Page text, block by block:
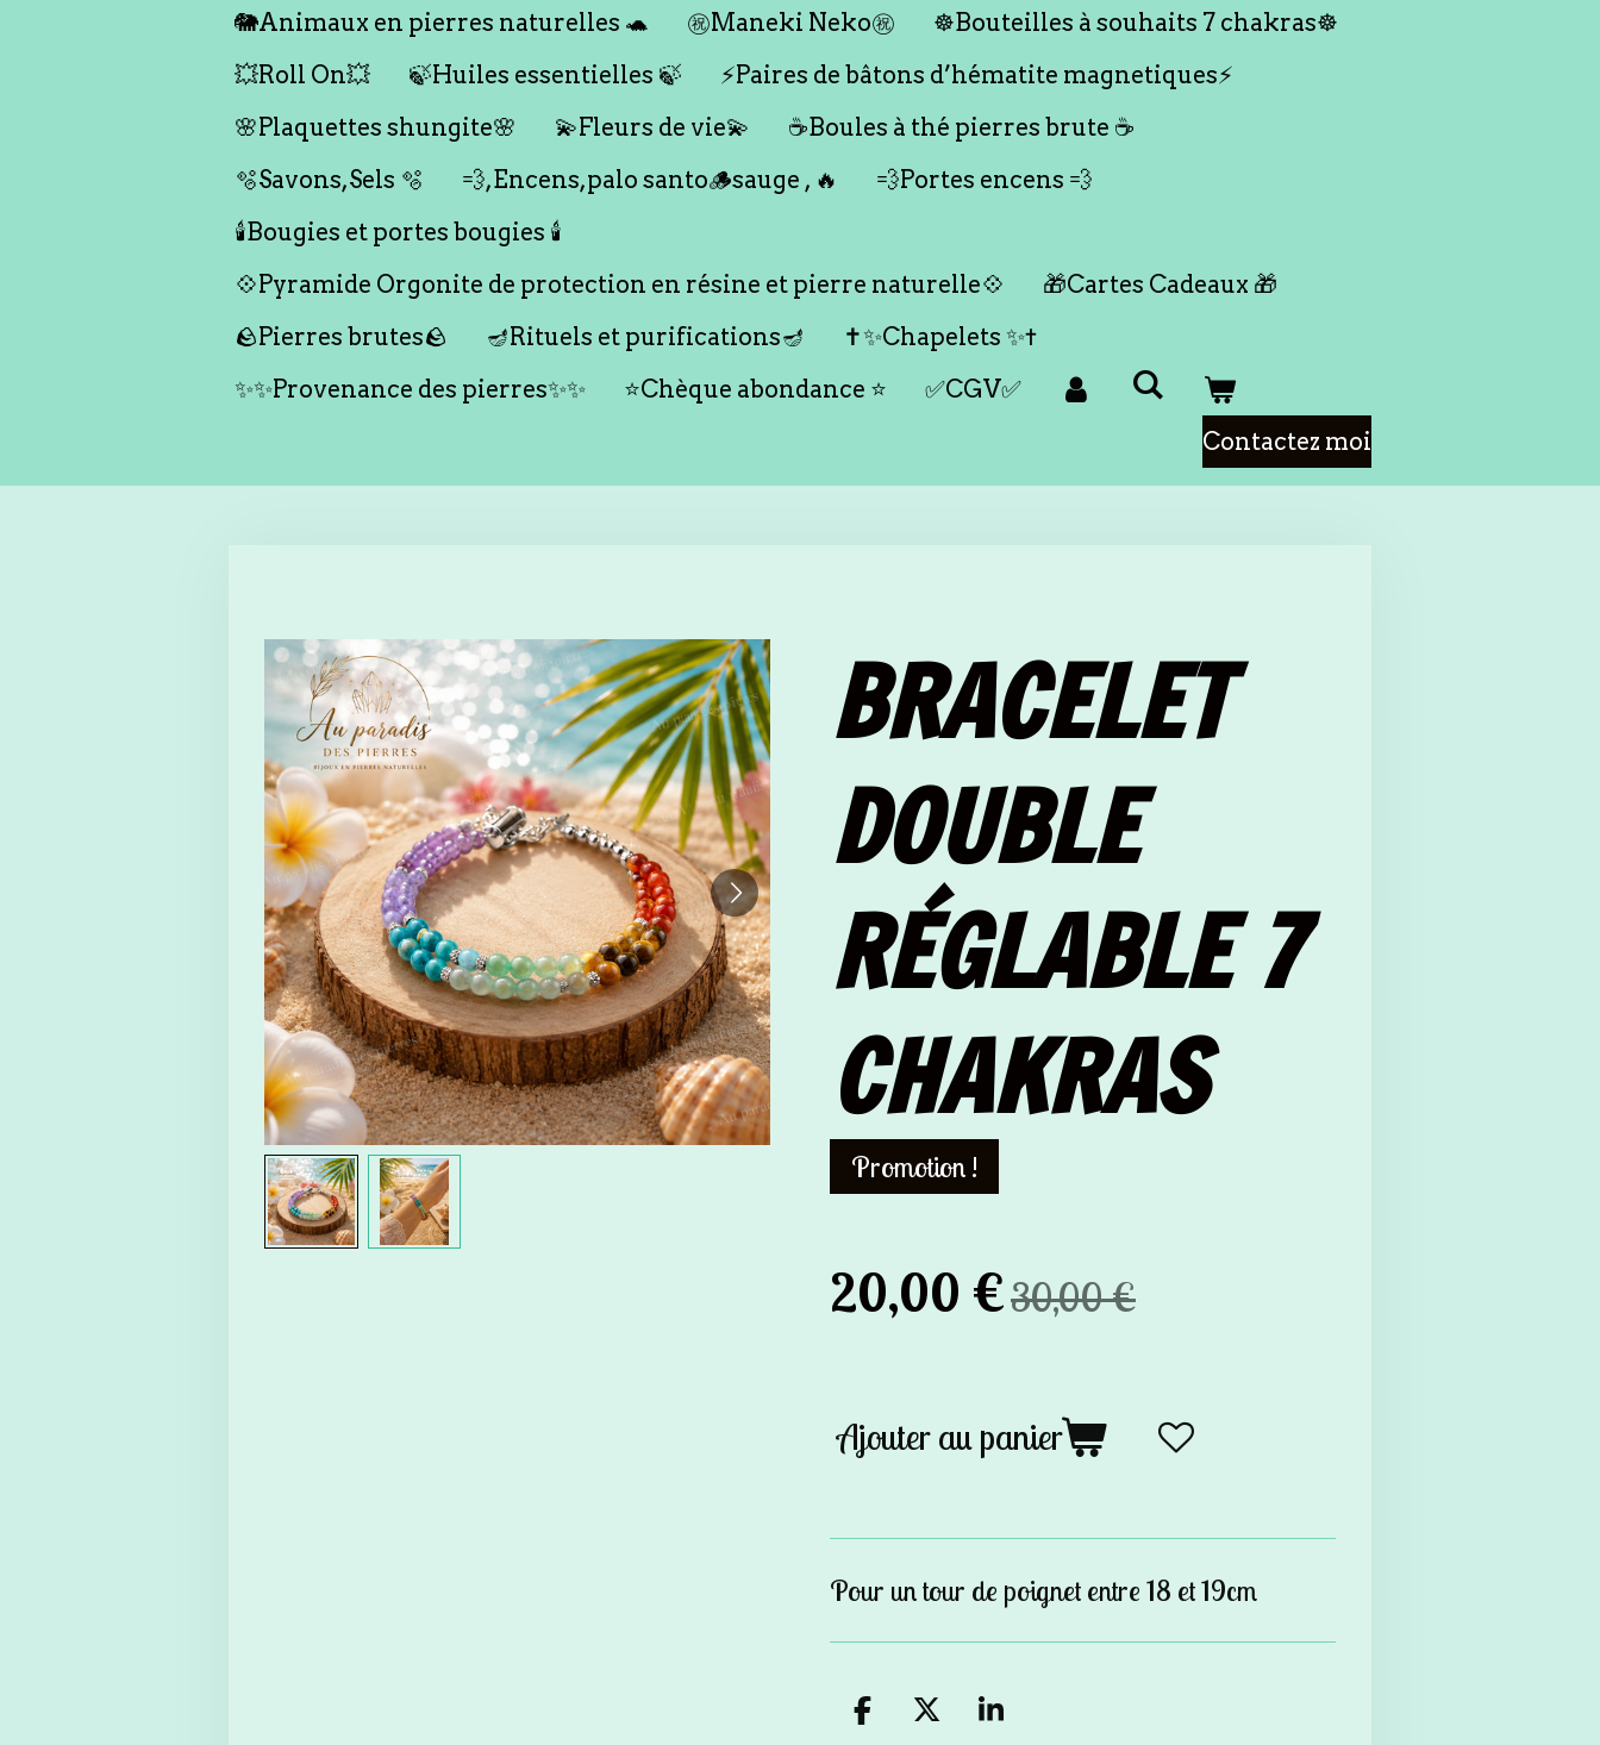
🐘Animaux en pierres naturelles 🐢
㊗️Maneki Neko㊗️
☸️Bouteilles à souhaits 7 chakras☸️
💥Roll On💥
🍃Huiles essentielles 🍃
⚡️Paires de bâtons d’hématite magnetiques⚡️
🌸Plaquettes shungite🌸
💫Fleurs de vie💫
☕️Boules à thé pierres brute ☕️
🫧Savons,Sels 🫧
💨,Encens,palo santo🪵sauge , 🔥
💨Portes encens 💨
🕯️Bougies et portes bougies 🕯️
💠Pyramide Orgonite de protection en résine et pierre naturelle💠
🎁Cartes Cadeaux 🎁
🪨Pierres brutes🪨
🪔Rituels et purifications🪔
✝️✨Chapelets ✨✝️
✨✨Provenance des pierres✨✨
⭐️Chèque abondance ⭐️
✅CGV✅
Contactez moi
BRACELET
DOUBLE
RÉGLABLE 7
CHAKRAS
Promotion !
20,00 €30,00 €
Ajouter au panier
Pour un tour de poignet entre 18 et 19cm
P
P
P